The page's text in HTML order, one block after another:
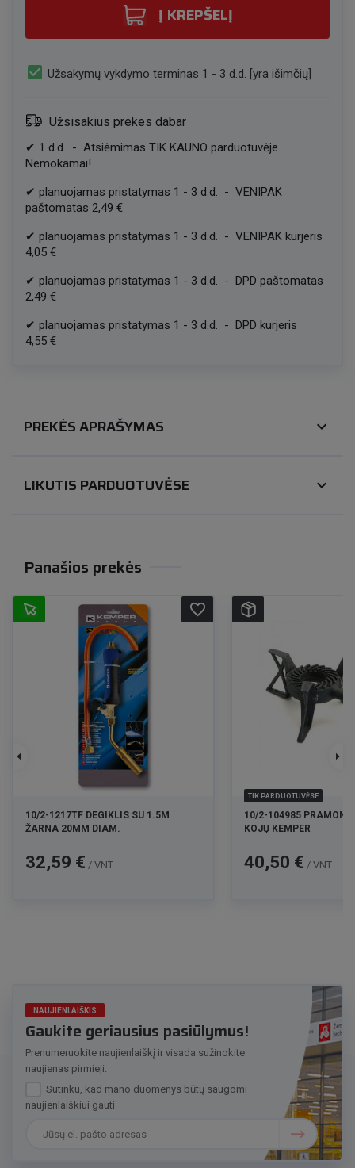
Į KREPŠELĮ
check_box Užsakymų vykdymo terminas 1 - 3 d.d. [yra išimčių]
Užsisakius prekes dabar
✔ 1 d.d. - Atsiėmimas TIK KAUNO parduotuvėje
Nemokamai!
✔ planuojamas pristatymas 1 - 3 d.d. - VENIPAK
paštomatas 2,49 €
✔ planuojamas pristatymas 1 - 3 d.d. - VENIPAK kurjeris
4,05 €
✔ planuojamas pristatymas 1 - 3 d.d. - DPD paštomatas
2,49 €
✔ planuojamas pristatymas 1 - 3 d.d. - DPD kurjeris
4,55 €
PREKĖS APRAŠYMAS expand_more
LIKUTIS PARDUOTUVĖSE expand_more
Panašios prekės
10/2-1217TF DEGIKLIS SU 1.5M
ŽARNA 20MM DIAM.
Kaina
32,59 € / VNT
favorite_border
TIK PARDUOTUVĖSE
10/2-104985
KOJŲ KEMPER
Kaina
40,50 € / VNT
NAUJIENLAIŠKIS
Gaukite geriausius pasiūlymus!
Prenumeruokite naujienlaiškį ir visada sužinokite
naujienas pirmieji.
Sutinku, kad mano duomenys būtų saugomi
naujienlaiškiui gauti